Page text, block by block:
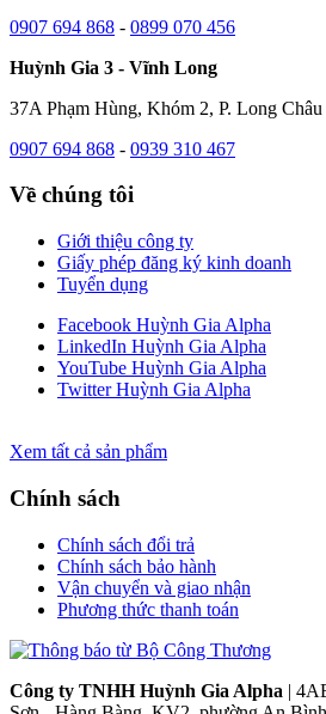
0907 694 868 - 0899 070 456
Huỳnh Gia 3 - Vĩnh Long
37A Phạm Hùng, Khóm 2, P. Long Châu
0907 694 868 - 0939 310 467
Về chúng tôi
Giới thiệu công ty
Giấy phép đăng ký kinh doanh
Tuyển dụng
Facebook Huỳnh Gia Alpha
LinkedIn Huỳnh Gia Alpha
YouTube Huỳnh Gia Alpha
Twitter Huỳnh Gia Alpha
Xem tất cả sản phẩm
Chính sách
Chính sách đổi trả
Chính sách bảo hành
Vận chuyển và giao nhận
Phương thức thanh toán
Công ty TNHH Huỳnh Gia Alpha |